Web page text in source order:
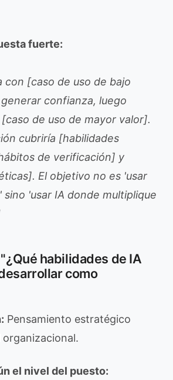
fuerte:
con [caso de uso de bajo
confianza, luego
de uso de mayor valor].
cubriría [habilidades
de verificación] y
El objetivo no es 'usar
sino 'usar IA donde multiplique
habilidades de IA
como
Pensamiento estratégico
organizacional.
el nivel del puesto: